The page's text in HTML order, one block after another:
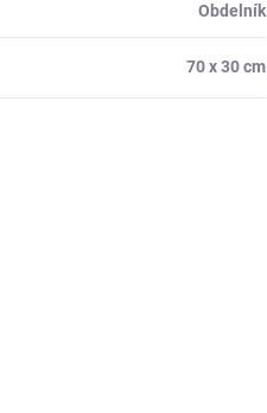
Obdelník
70 x 30 cm